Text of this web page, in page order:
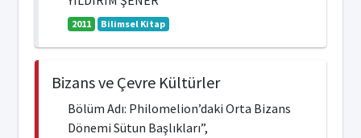
2011 Bilimsel Kitap
Bizans ve Çevre Kültürler
Bölüm Adı: Philomelion’daki Orta Bizans
Dönemi Sütun Başlıkları”,